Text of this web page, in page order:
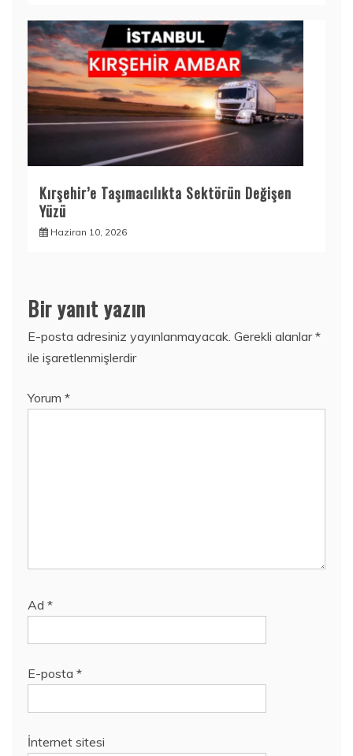
Kırşehir’e Taşımacılıkta Sektörün Değişen
Yüzü
Haziran 10, 2026
Bir yanıt yazın
E-posta adresiniz yayınlanmayacak. Gerekli alanlar*
ile işaretlenmişlerdir
Yorum *
Ad *
E-posta *
İnternet sitesi